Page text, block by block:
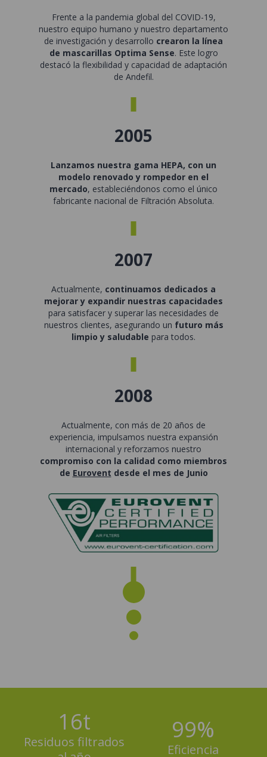
Frente a la pandemia global del COVID-19,
nuestro equipo humano y nuestro departamento
de investigación y desarrollo crearon la línea
de mascarillas Optima Sense. Este logro
destacó la flexibilidad y capacidad de adaptación
de Andefil.
2005
Lanzamos nuestra gama HEPA, con un
modelo renovado y rompedor en el
mercado, estableciéndonos como el único
fabricante nacional de Filtración Absoluta.
2007
Actualmente, continuamos dedicados a
mejorar y expandir nuestras capacidades
para satisfacer y superar las necesidades de
nuestros clientes, asegurando un futuro más
limpio y saludable para todos.
2008
Actualmente, con más de 20 años de
experiencia, impulsamos nuestra expansión
internacional y reforzamos nuestro
compromiso con la calidad como miembros
de Eurovent desde el mes de Junio
16t
Residuos filtrados
99%
Eficiencia